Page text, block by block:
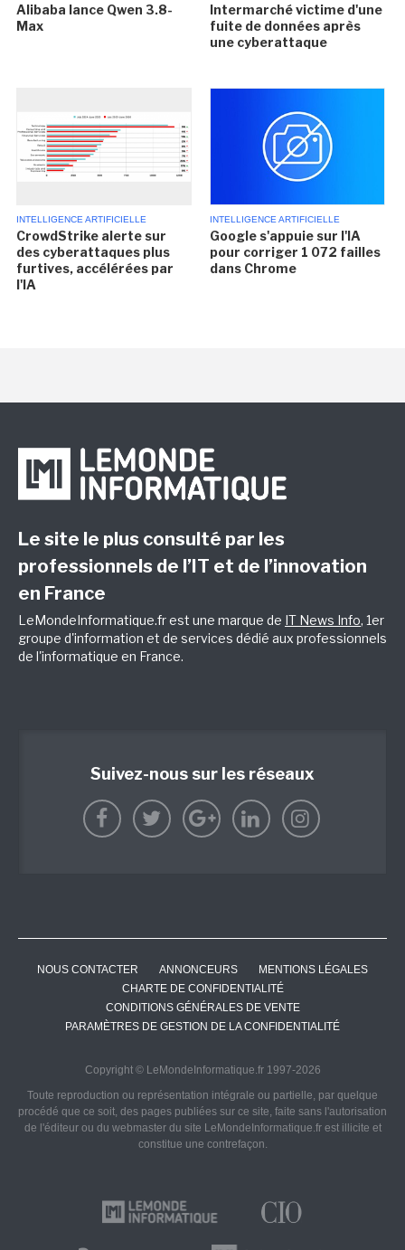
Alibaba lance Qwen 3.8-
Max
Intermarché victime d'une
fuite de données après
une cyberattaque
INTELLIGENCE ARTIFICIELLE
CrowdStrike alerte sur
des cyberattaques plus
furtives, accélérées par
l'IA
INTELLIGENCE ARTIFICIELLE
Google s'appuie sur l'IA
pour corriger 1 072 failles
dans Chrome
Le site le plus consulté par les
professionnels de l’IT et de l’innovation
en France
LeMondeInformatique.fr est une marque de IT News Info, 1er
groupe d'information et de services dédié aux professionnels
de l'informatique en France.
Suivez-nous sur les réseaux
NOUS CONTACTER ANNONCEURS
MENTIONS LÉGALES
CHARTE DE CONFIDENTIALITÉ
CONDITIONS GÉNÉRALES DE VENTE
PARAMÈTRES DE GESTION DE LA CONFIDENTIALITÉ
Copyright © LeMondeInformatique.fr 1997-2026
Toute reproduction ou représentation intégrale ou partielle, par quelque
procédé que ce soit, des pages publiées sur ce site, faite sans l'autorisation
de l'éditeur ou du webmaster du site LeMondeInformatique.fr est illicite et
constitue une contrefaçon.